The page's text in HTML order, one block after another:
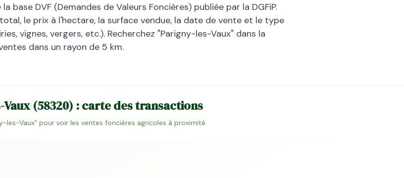
base DVF (Demandes de Valeurs Foncières) publiée par la DGFiP.
le prix à l'hectare, la surface vendue, la date de vente et le type
vignes, vergers, etc.). Recherchez "Parigny-les-Vaux" dans la
dans un rayon de 5 km.
(58320) : carte des transactions
les-Vaux" pour voir les ventes foncières agricoles à proximité